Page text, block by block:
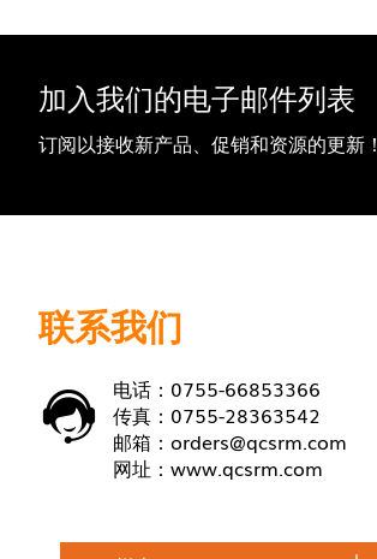
加入我们的电子邮件列表
订阅以接收新产品、促销和资源的更新！
联系我们
电话：0755-66853366
传真：0755-28363542
邮箱： orders@qcsrm.com
网址： www.qcsrm.com